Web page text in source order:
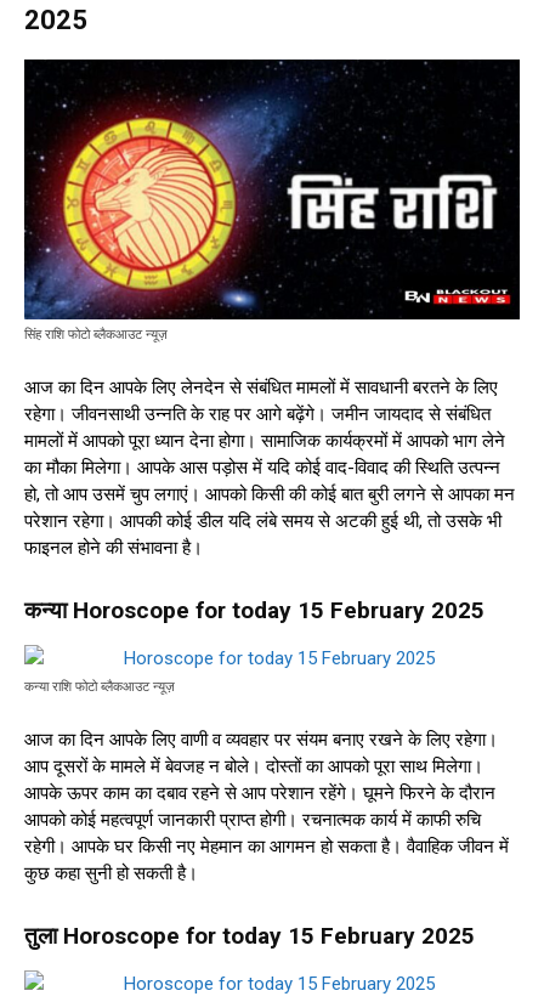
2025
सिंह राशि फोटो ब्लैकआउट न्यूज़
आज का दिन आपके लिए लेनदेन से संबंधित मामलों में सावधानी बरतने के लिए
रहेगा। जीवनसाथी उन्नति के राह पर आगे बढ़ेंगे। जमीन जायदाद से संबंधित
मामलों में आपको पूरा ध्यान देना होगा। सामाजिक कार्यक्रमों में आपको भाग लेने
का मौका मिलेगा। आपके आस पड़ोस में यदि कोई वाद-विवाद की स्थिति उत्पन्न
हो, तो आप उसमें चुप लगाएं। आपको किसी की कोई बात बुरी लगने से आपका मन
परेशान रहेगा। आपकी कोई डील यदि लंबे समय से अटकी हुई थी, तो उसके भी
फाइनल होने की संभावना है।
कन्या Horoscope for today 15 February 2025
कन्या राशि फोटो ब्लैकआउट न्यूज़
आज का दिन आपके लिए वाणी व व्यवहार पर संयम बनाए रखने के लिए रहेगा।
आप दूसरों के मामले में बेवजह न बोले। दोस्तों का आपको पूरा साथ मिलेगा।
आपके ऊपर काम का दबाव रहने से आप परेशान रहेंगे। घूमने फिरने के दौरान
आपको कोई महत्वपूर्ण जानकारी प्राप्त होगी। रचनात्मक कार्य में काफी रुचि
रहेगी। आपके घर किसी नए मेहमान का आगमन हो सकता है। वैवाहिक जीवन में
कुछ कहा सुनी हो सकती है।
तुला Horoscope for today 15 February 2025